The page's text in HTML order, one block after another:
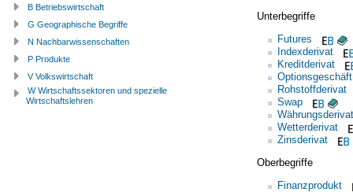
Unterbegriffe
Futures
Indexderivat
Kreditderivat
Optionsgeschäft
Rohstoffderivat
Swap
Währungsderivat
Wetterderivat
Zinsderivat
Oberbegriffe
Finanzprodukt
B Betriebswirtschaft
G Geographische Begriffe
N Nachbarwissenschaften
P Produkte
V Volkswirtschaft
W Wirtschaftssektoren und spezielle
Wirtschaftslehren